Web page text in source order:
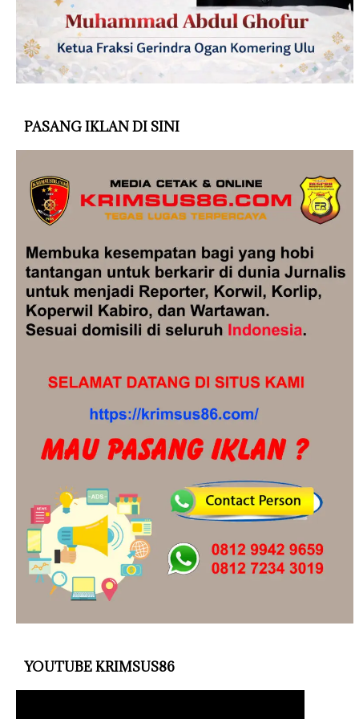
PASANG IKLAN DI SINI
YOUTUBE KRIMSUS86